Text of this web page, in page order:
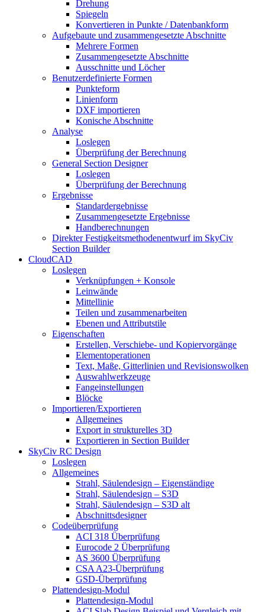
Drehung
Spiegeln
Konvertieren in Punkte / Datenbankform
Aufgebaute und zusammengesetzte Abschnitte
Mehrere Formen
Zusammengesetzte Abschnitte
Ausschnitte und Löcher
Benutzerdefinierte Formen
Punkteform
Linienform
DXF importieren
Konische Abschnitte
Analyse
Loslegen
Überprüfung der Berechnung
General Section Designer
Loslegen
Überprüfung der Berechnung
Ergebnisse
Standardergebnisse
Zusammengesetzte Ergebnisse
Handberechnungen
Direkter Festigkeitsmethodenentwurf im SkyCiv
Section Builder
CloudCAD
Loslegen
Verknüpfungen + Konsole
Leinwände
Mittellinie
Teilen und zusammenarbeiten
Ebenen und Attributstile
Eigenschaften
Erstellen, Verschiebe- und Kopiervorgänge
Elementoperationen
Text, Maße, Gitterlinien und Revisionswolken
Auswahlwerkzeuge
Fangeinstellungen
Blöcke
Importieren/Exportieren
Allgemeines
Export in strukturelles 3D
Exportieren in Section Builder
SkyCiv RC Design
Loslegen
Allgemeines
Strahl, Säulendesign – Eigenständige
Strahl, Säulendesign – S3D
Strahl, Säulendesign – S3D alt
Abschnittsdesigner
Codeüberprüfung
ACI 318 Überprüfung
Eurocode 2 Überprüfung
AS 3600 Überprüfung
CSA A23-Überprüfung
GSD-Überprüfung
Plattendesign-Modul
Plattendesign-Modul